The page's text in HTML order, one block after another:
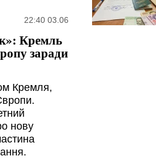
22:40 03.06
Кремль
заради
Кремля,
нову